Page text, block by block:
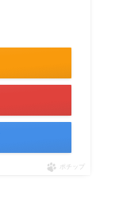
ポチップ